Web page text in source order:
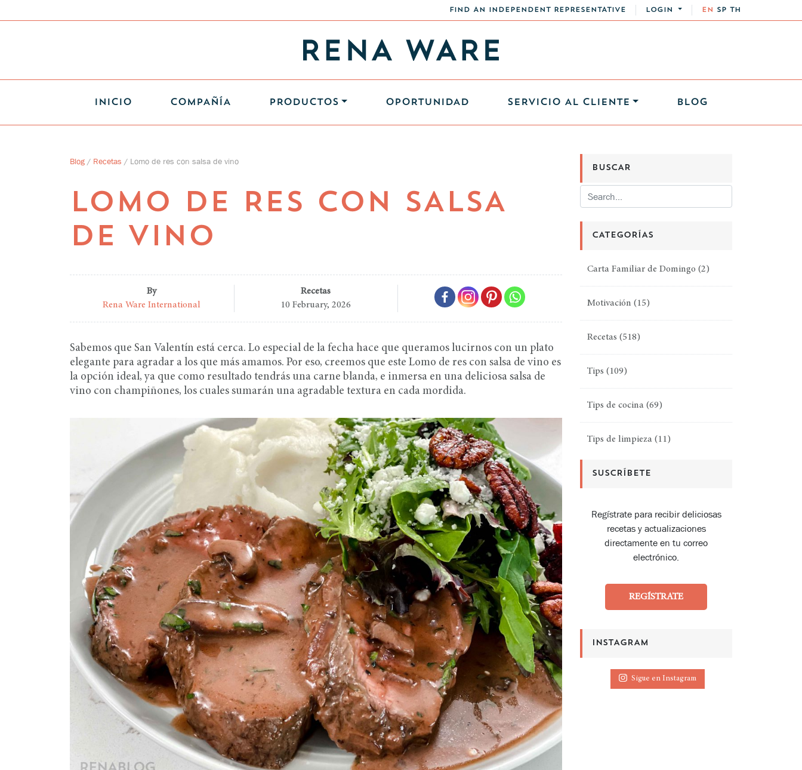
FIND AN INDEPENDENT REPRESENTATIVE LOGIN EN SP TH
INICIO COMPAÑÍA PRODUCTOS OPORTUNIDAD SERVICIO AL CLIENTE BLOG
Blog / Recetas / Lomo de res con salsa de vino
LOMO DE RES CON SALSA
DE VINO
By
Rena Ware International
Recetas
10 February, 2026
Sabemos que San Valentín está cerca. Lo especial de la fecha hace que queramos lucirnos con un plato
elegante para agradar a los que más amamos. Por eso, creemos que este Lomo de res con salsa de vino es
la opción ideal, ya que como resultado tendrás una carne blanda, e inmersa en una deliciosa salsa de
vino con champiñones, los cuales sumarán una agradable textura en cada mordida.
BUSCAR
CATEGORÍAS
Carta Familiar de Domingo (2)
Motivación (15)
Recetas (518)
Tips (109)
Tips de cocina (69)
Tips de limpieza (11)
SUSCRÍBETE
Regístrate para recibir deliciosas
recetas y actualizaciones
directamente en tu correo
electrónico.
REGÍSTRATE
INSTAGRAM
Sigue en Instagram